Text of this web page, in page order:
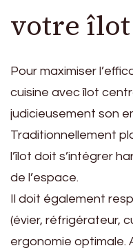
votre
Pour maximiser
cuisine avec îlot
judicieusement son
Traditionnellement
l’îlot doit s’intégrer
de l’espace.
Il doit également
(évier, réfrigérateur,
ergonomie optimale.